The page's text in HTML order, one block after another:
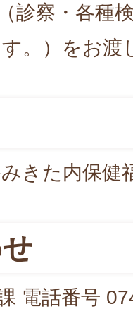
診察・各種
。）をお渡
きた内保健
電話番号